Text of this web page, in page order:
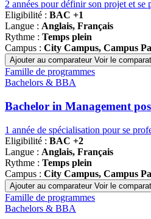
2 années pour définir son projet et se
Eligibilité : BAC +1
Langue : Anglais, Français
Rythme : Temps plein
Campus : City Campus, Campus
Ajouter au comparateur Voir le
Famille de programmes
Bachelors & BBA
Bachelor in Management
1 année de spécialisation pour se
Eligibilité : BAC +2
Langue : Anglais, Français
Rythme : Temps plein
Campus : City Campus, Campus
Ajouter au comparateur Voir le
Famille de programmes
Bachelors & BBA